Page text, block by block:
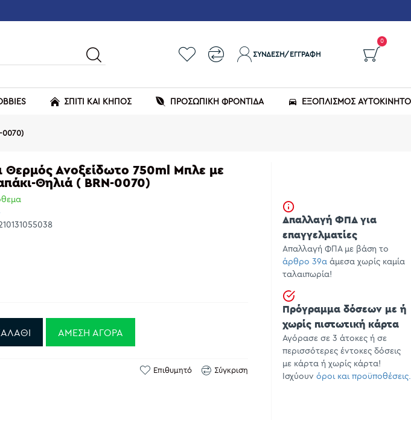
ΣΎΝΔΕΣΗ/ΕΓΓΡΑΦΉ
0
ΣΠΙΤΙ ΚΑΙ ΚΗΠΟΣ ΠΡΟΣΩΠΙΚΗ ΦΡΟΝΤΙΔΑ ΕΞΟΠΛΙΣΜΌΣ
0070)
Θερμός Ανοξείδωτο 750ml Μπλε με
Θηλιά ( BRN-0070)
ΆΜΕΣΗ ΑΓΟΡΆ
Επιθυμητό Σύγκριση
Απαλλαγή ΦΠΑ για
επαγγελματίες
Απαλλαγή ΦΠΑ με βάση το
άρθρο 39α άμεσα χωρίς καμία
ταλαιπωρία!
Πρόγραμμα δόσεων με ή
χωρίς πιστωτική κάρτα
Αγόρασε σε 3 άτοκες ή σε
περισσότερες έντοκες δόσεις
με κάρτα ή χωρίς κάρτα!
Ισχύουν όροι και προϋποθέσεις.